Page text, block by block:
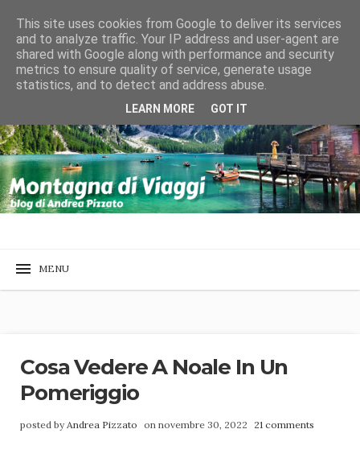
Cosa Vedere A Noale In Un
Pomeriggio
posted by Andrea Pizzato on novembre 30, 2022 21 comments
This site uses cookies from Google to deliver its services
and to analyze traffic. Your IP address and user-agent are
shared with Google along with performance and security
metrics to ensure quality of service, generate usage
statistics, and to detect and address abuse.
LEARN MORE GOT IT